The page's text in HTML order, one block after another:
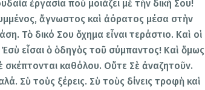
ἐργασία ποὺ μοιάζει μὲ τὴν δική Σου!
ἄγνωστος καὶ ἀόρατος μέσα στὴν
Τὸ δικό Σου ὄχημα εἶναι τεράστιο. Καὶ οἱ
εἶσαι ὁ ὁδηγὸς τοῦ σύμπαντος! Καὶ ὅμως
σκέπτονται καθόλου. Οὔτε Σὲ ἀναζητοῦν.
Σὺ τοὺς ξέρεις. Σὺ τοὺς δίνεις τροφὴ καὶ